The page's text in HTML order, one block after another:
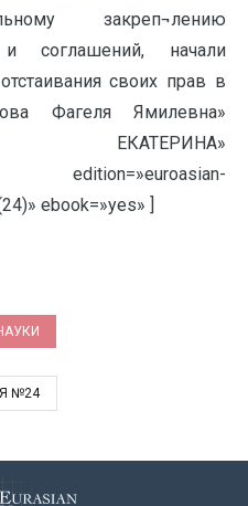
закреп¬лению
соглашений, начали
своих прав в
Фагеля Ямилевна»
ЕКАТЕРИНА»
edition=»euroasian-
ebook=»yes» ]
№24